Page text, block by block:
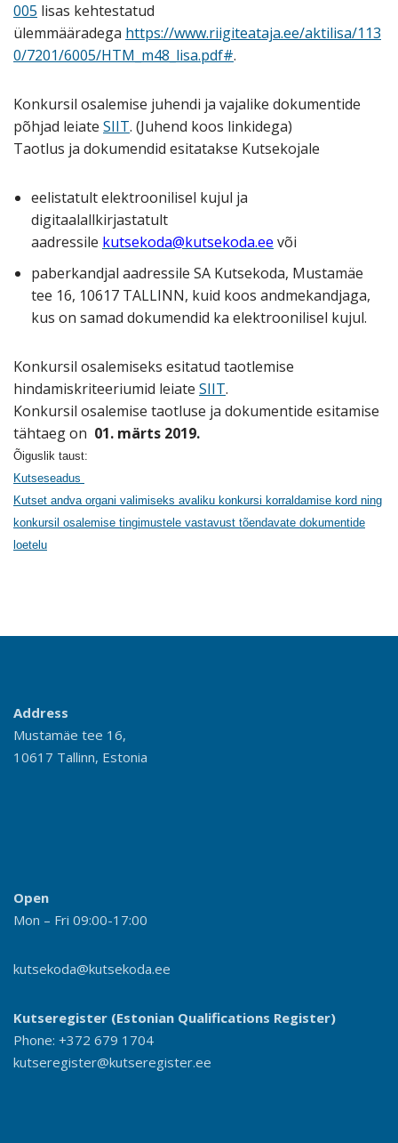
005 lisas kehtestatud
ülemmääradega https://www.riigiteataja.ee/aktilisa/113
0/7201/6005/HTM_m48_lisa.pdf#.
Konkursil osalemise juhendi ja vajalike dokumentide
põhjad leiate SIIT. (Juhend koos linkidega)
Taotlus ja dokumendid esitatakse Kutsekojale
eelistatult elektroonilisel kujul ja
digitaalallkirjastatult
aadressile kutsekoda@kutsekoda.ee või
paberkandjal aadressile SA Kutsekoda, Mustamäe
tee 16, 10617 TALLINN, kuid koos andmekandjaga,
kus on samad dokumendid ka elektroonilisel kujul.
Konkursil osalemiseks esitatud taotlemise
hindamiskriteeriumid leiate SIIT.
Konkursil osalemise taotluse ja dokumentide esitamise
tähtaeg on 01. märts 2019.
Õiguslik taust:
Kutseseadus
Kutset andva organi valimiseks avaliku konkursi korraldamise kord ning
konkursil osalemise tingimustele vastavust tõendavate dokumentide
loetelu
Address
Mustamäe tee 16,
10617 Tallinn, Estonia
Open
Mon – Fri 09:00-17:00
kutsekoda@kutsekoda.ee
Kutseregister (Estonian Qualifications Register)
Phone: +372 679 1704
kutseregister@kutseregister.ee